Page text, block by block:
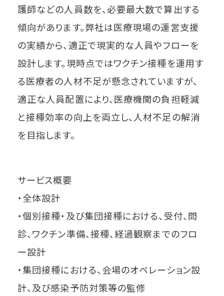
護師などの人員数を、必要最大数で算出する
傾向があります。弊社は医療現場の運営支援
の実績から、適正で現実的な人員やフローを
設計します。現時点ではワクチン接種を運用す
る医療者の人材不足が懸念されていますが、
適正な人員配置により、医療機関の負担軽減
と接種効率の向上を両立し、人材不足の解消
を目指します。
サービス概要
・全体設計
・個別接種・及び集団接種における、受付、問
診、ワクチン準備、接種、経過観察までのフロ
ー設計
・集団接種における、会場のオペレーション設
計、及び感染予防対策等の監修